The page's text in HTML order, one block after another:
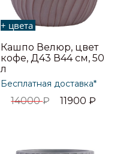
+ цвета
Кашпо Велюр, цвет
кофе, Д43 В44 см, 50
л
Бесплатная доставка*
14000₽ 11900₽